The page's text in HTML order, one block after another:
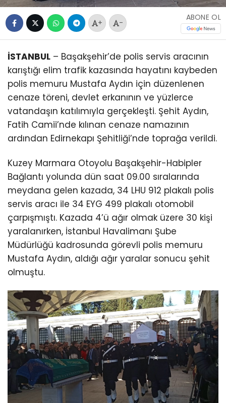
+ -
ABONE OL
İSTANBUL – Başakşehir’de polis servis aracının
karıştığı elim trafik kazasında hayatını kaybeden
polis memuru Mustafa Aydın için düzenlenen
cenaze töreni, devlet erkanının ve yüzlerce
vatandaşın katılımıyla gerçekleşti. Şehit Aydın,
Fatih Camii’nde kılınan cenaze namazının
ardından Edirnekapı Şehitliği’nde toprağa verildi.
Kuzey Marmara Otoyolu Başakşehir-Habipler
Bağlantı yolunda dün saat 09.00 sıralarında
meydana gelen kazada, 34 LHU 912 plakalı polis
servis aracı ile 34 EYG 499 plakalı otomobil
çarpışmıştı. Kazada 4’ü ağır olmak üzere 30 kişi
yaralanırken, İstanbul Havalimanı Şube
Müdürlüğü kadrosunda görevli polis memuru
Mustafa Aydın, aldığı ağır yaralar sonucu şehit
olmuştu.